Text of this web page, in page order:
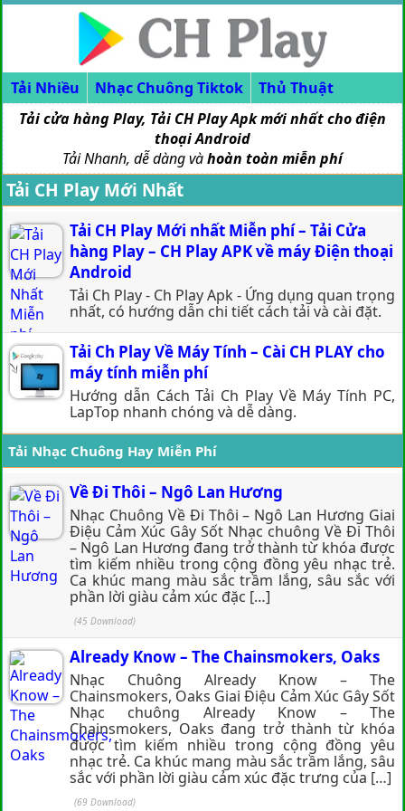
Tải Nhiều Nhạc Chuông Tiktok
Thủ Thuật
Tải cửa hàng Play, Tải CH Play Apk mới nhất cho điện
thoại Android
Tải Nhanh, dễ dàng vàhoàn toàn miễn phí
Tải CH Play Mới Nhất
Tải CH Play Mới nhất Miễn phí – Tải Cửa
hàng Play – CH Play APK về máy Điện thoại
Android
Tải Ch Play - Ch Play Apk - Ứng dụng quan trọng
nhất, có hướng dẫn chi tiết cách tải và cài đặt.
Tải Ch Play Về Máy Tính – Cài CH PLAY cho
máy tính miễn phí
Hướng dẫn Cách Tải Ch Play Về Máy Tính PC,
LapTop nhanh chóng và dễ dàng.
Tải Nhạc Chuông Hay Miễn Phí
Về Đi Thôi – Ngô Lan Hương
Nhạc Chuông Về Đi Thôi – Ngô Lan Hương Giai
Điệu Cảm Xúc Gây Sốt Nhạc chuông Về Đi Thôi
– Ngô Lan Hương đang trở thành từ khóa được
tìm kiếm nhiều trong cộng đồng yêu nhạc trẻ.
Ca khúc mang màu sắc trầm lắng, sâu sắc với
phần lời giàu cảm xúc đặc […]
(45 Download)
Already Know – The Chainsmokers, Oaks
Nhạc Chuông Already Know – The
Chainsmokers, Oaks Giai Điệu Cảm Xúc Gây Sốt
Nhạc chuông Already Know – The
Chainsmokers, Oaks đang trở thành từ khóa
được tìm kiếm nhiều trong cộng đồng yêu
nhạc trẻ. Ca khúc mang màu sắc trầm lắng, sâu
sắc với phần lời giàu cảm xúc đặc trưng của […]
(69 Download)